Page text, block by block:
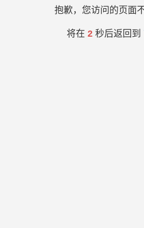
抱歉，您访问的页面
将在 2秒后返回到